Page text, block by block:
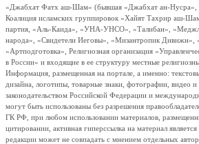
«Джабхат Фатх аш-Шам» (бывшая «Джабхат ан-Нусра»,
Коалиция исламских группировок «Хайят Тахрир аш-
партия, «Аль-Каида», «УНА-УНСО», «Талибан»,
народа», «Свидетели Иеговы», «Мизантропик Дивижн»,
«Артподготовка», Религиозная организация
в России» и входящие в ее структуру местные
Информация, размещенная на портале, а именно:
дизайна, логотипы, товарные знаки, фотографии, видео
законодательством Российской Федерации и
могут быть использованы без разрешения
ГК РФ, при любом использовании материалов,
цитировании, активная гиперссылка на материал
редакции может не совпадать с мнением отдельных